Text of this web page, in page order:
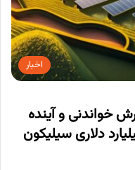
اخبار
خواندنی و آینده
بازار 11.6 میلیارد دلاری سیلیکون